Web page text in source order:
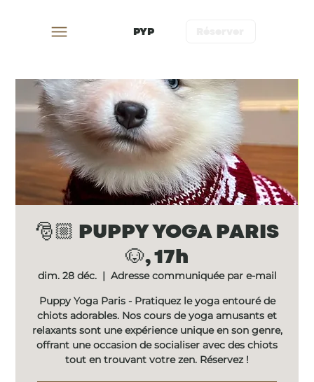
PYP
🎅🏼 PUPPY YOGA PARIS
🐶, 17h
dim. 28 déc.
  |
Adresse communiquée par e-mail
Puppy Yoga Paris - Pratiquez le yoga entouré de
chiots adorables. Nos cours de yoga amusants et
relaxants sont une expérience unique en son genre,
offrant une occasion de socialiser avec des chiots
tout en trouvant votre zen. Réservez !